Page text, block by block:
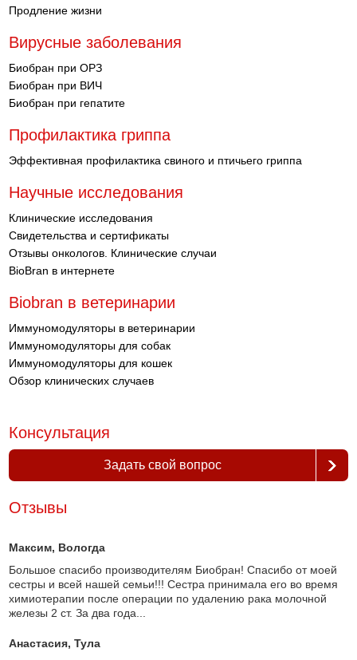
Продление жизни
Вирусные заболевания
Биобран при ОРЗ
Биобран при ВИЧ
Биобран при гепатите
Профилактика гриппа
Эффективная профилактика свиного и птичьего гриппа
Научные исследования
Клинические исследования
Свидетельства и сертификаты
Отзывы онкологов. Клинические случаи
BioBran в интернете
Biobran в ветеринарии
Иммуномодуляторы в ветеринарии
Иммуномодуляторы для собак
Иммуномодуляторы для кошек
Обзор клинических случаев
Консультация
Задать свой вопрос
Отзывы
Максим, Вологда
Большое спасибо производителям Биобран! Спасибо от моей
сестры и всей нашей семьи!!! Сестра принимала его во время
химиотерапии после операции по удалению рака молочной
железы 2 ст. За два года...
Анастасия, Тула